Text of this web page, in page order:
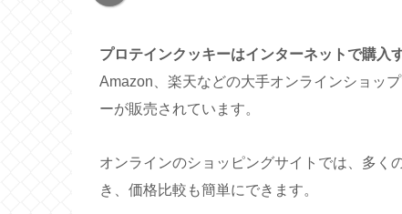
プロテインクッキーはインターネットで購入
Amazon、楽天などの大手オンラインショッ
ーが販売されています。
オンラインのショッピングサイトでは、多く
き、価格比較も簡単にできます。